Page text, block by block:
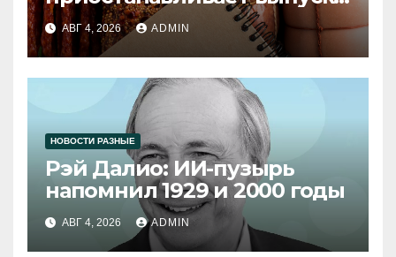
продукции
АВГ 4, 2026 ADMIN
НОВОСТИ РАЗНЫЕ
Рэй Далио: ИИ-пузырь
напомнил 1929 и 2000 годы
АВГ 4, 2026 ADMIN